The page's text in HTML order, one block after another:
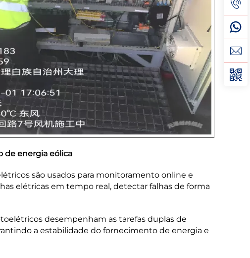
de energia eólica
são usados para monitoramento online e
elétricas em tempo real, detectar falhas de forma
desempenham as tarefas duplas de
a estabilidade do fornecimento de energia e